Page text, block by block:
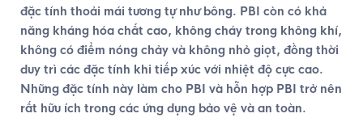
đặc tính thoải mái tương tự như bông. PBI còn có khả
năng kháng hóa chất cao, không cháy trong không khí,
không có điểm nóng chảy và không nhỏ giọt, đồng thời
duy trì các đặc tính khi tiếp xúc với nhiệt độ cực cao.
Những đặc tính này làm cho PBI và hỗn hợp PBI trở nên
rất hữu ích trong các ứng dụng bảo vệ và an toàn.